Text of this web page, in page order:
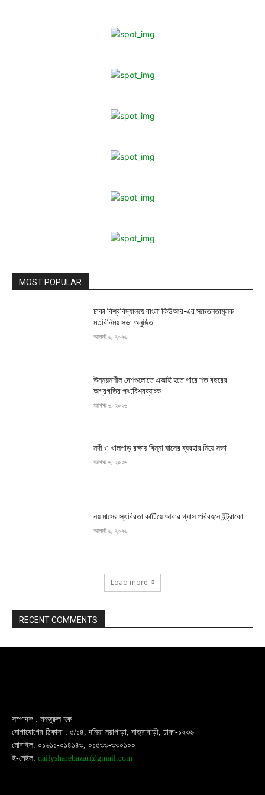
MOST POPULAR
ঢাকা বিশ্ববিদ্যালয়ে বাংলা কিউআর-এর সচেতনতামূলক
মতবিনিময় সভা অনুষ্ঠিত
আগস্ট ৬, ২০২৬
উন্নয়নশীল দেশগুলোতে এআই হতে পারে শত বছরের
অগ্রগতির পথ:বিশ্বব্যাংক
আগস্ট ৬, ২০২৬
নদী ও খালপাড় রক্ষায় বিন্না ঘাসের ব্যবহার নিয়ে সভা
আগস্ট ৬, ২০২৬
নয় মাসের স্থবিরতা কাটিয়ে আবার গ্যাস পরিবহনে ইন্ট্রাকো
আগস্ট ৬, ২০২৬
Load more
RECENT COMMENTS
সম্পাদক : মনজুরুল হক
যোগাযোগের ঠিকানা : ৫/১৪, দনিয়া নয়াপাড়া, যাত্রাবাড়ী, ঢাকা-১২৩৬
মোবাইল: ০১৬১১-০১৪১৪৩, ০১৫৩৩-৩৩০১০০
ই-মেইল: dailysharebazar@gmail.com